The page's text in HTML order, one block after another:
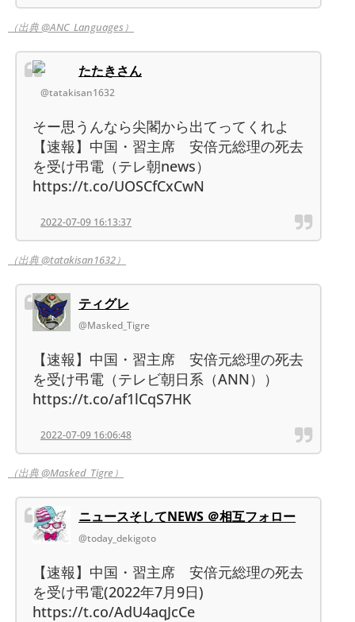
（出典 @ANC_Languages）
たたきさん
@tatakisan1632
そー思うんなら尖閣から出てってくれよ
【速報】中国・習主席 安倍元総理の死去
を受け弔電（テレ朝news）
https://t.co/UOSCfCxCwN
2022-07-09 16:13:37
（出典 @tatakisan1632）
ティグレ
@Masked_Tigre
【速報】中国・習主席 安倍元総理の死去
を受け弔電（テレビ朝日系（ANN））
https://t.co/af1lCqS7HK
2022-07-09 16:06:48
（出典 @Masked_Tigre）
ニュースそしてNEWS ＠相互フォロー
@today_dekigoto
【速報】中国・習主席 安倍元総理の死去
を受け弔電(2022年7月9日)
https://t.co/AdU4aqJcCe